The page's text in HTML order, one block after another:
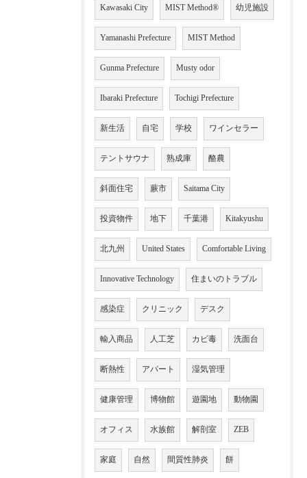
Kawasaki City MIST Method® 幼児施設
Yamanashi Prefecture MIST Method
Gunma Prefecture Musty odor
Ibaraki Prefecture Tochigi Prefecture
新生活 自宅 学校 ワインセラー
テントサウナ 熟成庫 酪農
斜面住宅 蕨市 Saitama City
投資物件 地下 千葉港 Kitakyushu
北九州 United States Comfortable Living
Innovative Technology 住まいのトラブル
感染症 クリニック デスク
輸入商品 人工芝 カビ毒 洗面台
断熱性 アパート 湿気管理
健康管理 博物館 遊園地 動物園
オフィス 水族館 解剖室 ZEB
家庭 自然 間質性肺炎 餅